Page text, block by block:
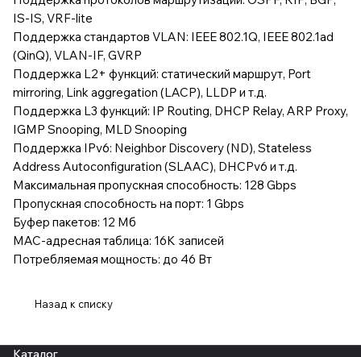
IS-IS, VRF-lite
Поддержка стандартов VLAN: IEEE 802.1Q, IEEE 802.1ad
(QinQ), VLAN-IF, GVRP
Поддержка L2+ функций: статический маршрут, Port
mirroring, Link aggregation (LACP), LLDP и т.д.
Поддержка L3 функций: IP Routing, DHCP Relay, ARP Proxy,
IGMP Snooping, MLD Snooping
Поддержка IPv6: Neighbor Discovery (ND), Stateless
Address Autoconfiguration (SLAAC), DHCPv6 и т.д.
Максимальная пропускная способность: 128 Gbps
Пропускная способность на порт: 1 Gbps
Буфер пакетов: 12 Мб
MAC-адресная таблица: 16K записей
Потребляемая мощность: до 46 Вт
Назад к списку
Каталог